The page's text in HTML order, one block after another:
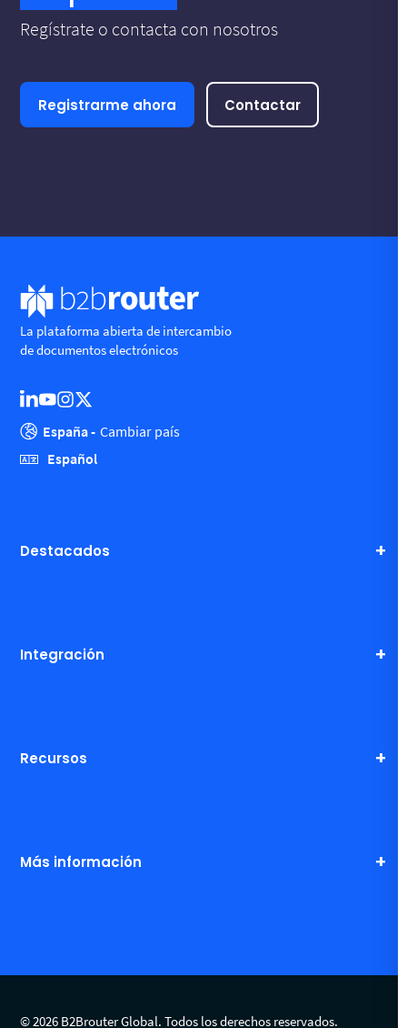
Regístrate o contacta con nosotros
Registrarme ahora Contactar
La plataforma abierta de intercambio
de documentos electrónicos
España - Cambiar país
Español
Destacados
Integración
Recursos
Más información
© 2026 B2Brouter Global. Todos los derechos reservados.